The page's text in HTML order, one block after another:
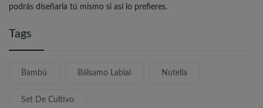
Tags
Bambú Bálsamo Labial Nutella
Set De Cultivo
podrás diseñarla tú mismo si así lo prefieres.